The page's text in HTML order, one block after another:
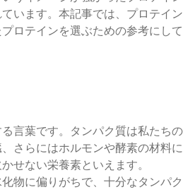
います。本記事では、プロテイ
ロテインを選ぶための参考にして
言葉です。タンパク質は私たち
さらにはホルモンや酵素の材料
せない栄養素といえます。
物に偏りがちで、十分なタンパ